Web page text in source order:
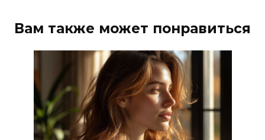
Вам также может понравиться